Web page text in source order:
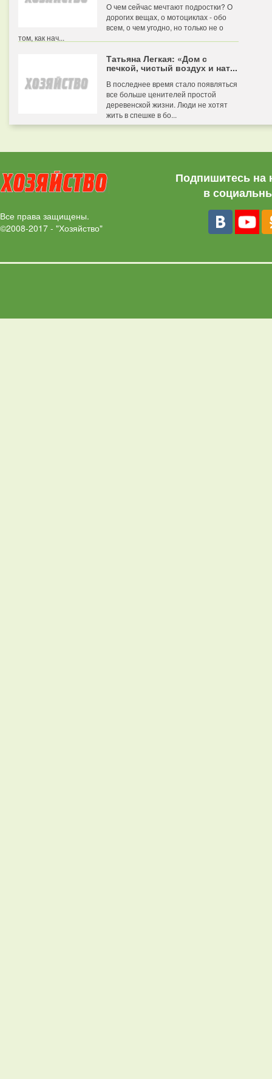
О чем сейчас мечтают подростки? О
дорогих вещах, о мотоциклах - обо
всем, о чем угодно, но только не о
том, как нач...
Татьяна Легкая: «Дом с
печкой, чистый воздух и нат...
В последнее время стало появляться
все больше ценителей простой
деревенской жизни. Люди не хотят
жить в спешке в бо...
Все права защищены.
©2008-2017 - "Хозяйство"
Подпишитесь на
в